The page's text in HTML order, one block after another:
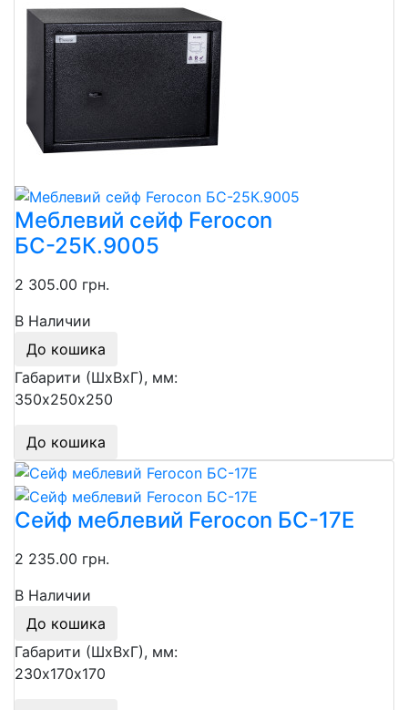
Меблевий сейф Ferocon
БС-25К.9005
2 305.00 грн.
В Наличии
До кошика
Габарити (ШхВхГ), мм:
350х250х250
До кошика
Сейф меблевий Ferocon БС-17Е
2 235.00 грн.
В Наличии
До кошика
Габарити (ШхВхГ), мм:
230х170х170